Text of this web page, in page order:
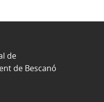
de
de Bescanó